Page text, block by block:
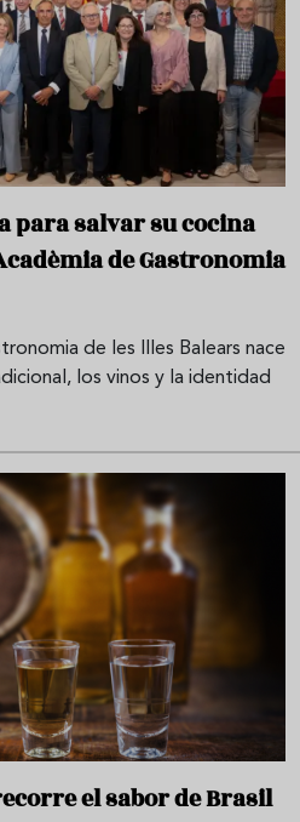
para salvar su cocina
de Gastronomia
de les Illes Balears nace
los vinos y la identidad
el sabor de Brasil